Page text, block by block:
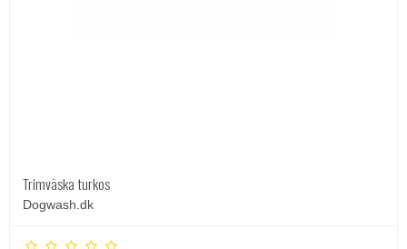
Trimväska turkos
Dogwash.dk